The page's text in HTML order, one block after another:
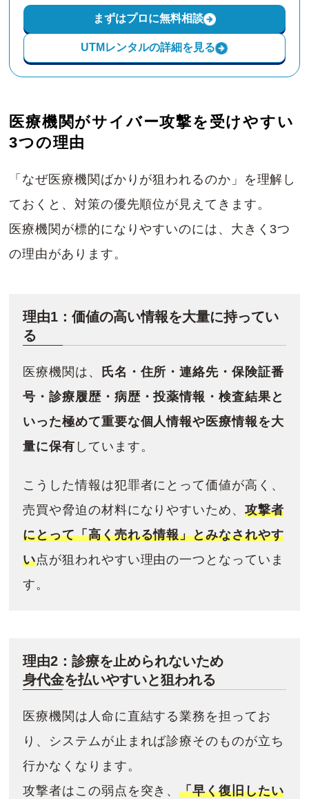
まずはプロに無料相談
UTMレンタルの詳細を見る
医療機関がサイバー攻撃を受けやすい
3つの理由
「なぜ医療機関ばかりが狙われるのか」を理解し
ておくと、対策の優先順位が見えてきます。
医療機関が標的になりやすいのには、大きく3つ
の理由があります。
理由1：価値の高い情報を大量に持ってい
る
医療機関は、
氏名・住所・連絡先・保険証番
号・診療履歴・病歴・投薬情報・検査結果と
いった極めて重要な個人情報や医療情報を大
量に保有 しています。
こうした情報は犯罪者にとって価値が高く、
売買や脅迫の材料になりやすいため、 攻撃者
にとって「高く売れる情報」とみなされやす
い点が狙われやすい理由の一つとなっていま
す。
理由2：診療を止められないため
身代金を払いやすいと狙われる
医療機関は人命に直結する業務を担ってお
り、システムが止まれば診療そのものが立ち
行かなくなります。
攻撃者はこの弱点を突き、「早く復旧したい